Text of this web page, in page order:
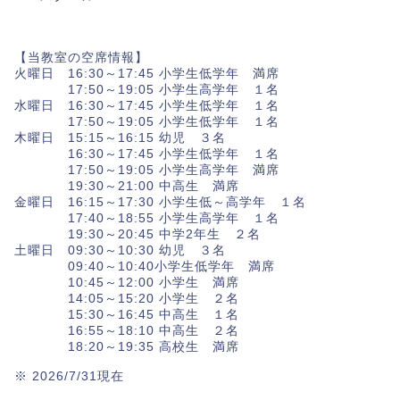
【当教室の空席情報】
火曜日 16:30～17:45 小学生低学年 満席
17:50～19:05 小学生高学年 １名
水曜日 16:30～17:45 小学生低学年 １名
17:50～19:05 小学生低学年 １名
木曜日 15:15～16:15 幼児 ３名
16:30～17:45 小学生低学年 １名
17:50～19:05 小学生高学年 満席
19:30～21:00 中高生 満席
金曜日 16:15～17:30 小学生低～高学年 １名
17:40～18:55 小学生高学年 １名
19:30～20:45 中学2年生 ２名
土曜日 09:30～10:30 幼児 ３名
09:40～10:40小学生低学年 満席
10:45～12:00 小学生 満席
14:05～15:20 小学生 ２名
15:30～16:45 中高生 １名
16:55～18:10 中高生 ２名
18:20～19:35 高校生 満席
※ 2026/7/31現在